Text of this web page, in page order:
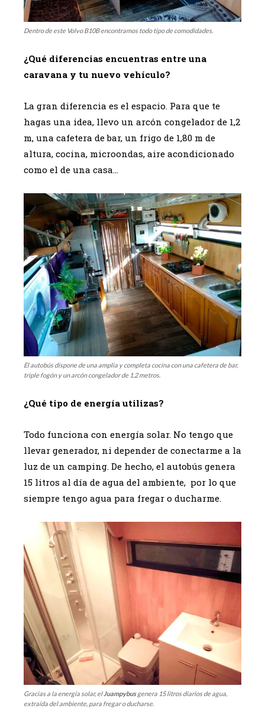
Dentro de este Volvo B10B encontramos todo tipo de comodidades.
¿Qué diferencias encuentras entre una
caravana y tu nuevo vehículo?
La gran diferencia es el espacio. Para que te
hagas una idea, llevo un arcón congelador de 1,2
m, una cafetera de bar, un frigo de 1,80 m de
altura, cocina, microondas, aire acondicionado
como el de una casa…
El autobús dispone de una amplia y completa cocina con una cafetera de bar,
triple fogón y un arcón congelador de 1,2 metros.
¿Qué tipo de energía utilizas?
Todo funciona con energía solar. No tengo que
llevar generador, ni depender de conectarme a la
luz de un camping. De hecho, el autobús genera
15 litros al día de agua del ambiente, por lo que
siempre tengo agua para fregar o ducharme.
Gracias a la energía solar, elJuampybusgenera 15 litros diarios de agua,
extraída del ambiente, para fregar o ducharse.